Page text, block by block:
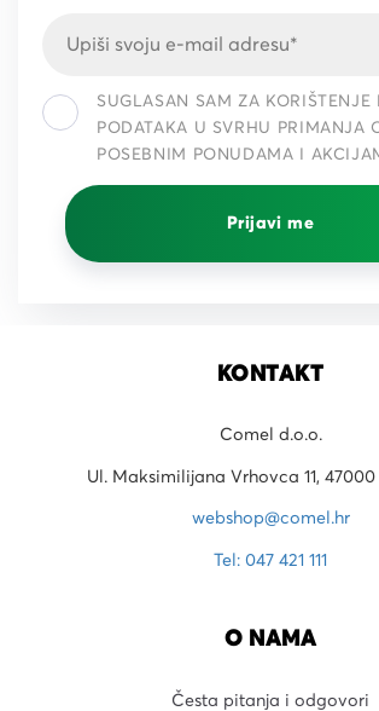
SUGLASAN SAM ZA KORIŠTENJE
PODATAKA U SVRHU PRIMANJA
POSEBNIM PONUDAMA I
Prijavi me
KONTAKT
Comel d.o.o.
Ul. Maksimilijana Vrhovca 11,
webshop@comel.hr
Tel: 047 421 111
O NAMA
Česta pitanja i odgovori